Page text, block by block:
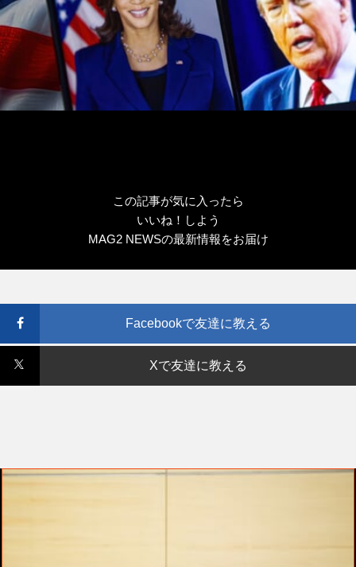
この記事が気に入ったら
いいね！しよう
MAG2 NEWSの最新情報をお届け
Facebookで友達に教える
Xで友達に教える